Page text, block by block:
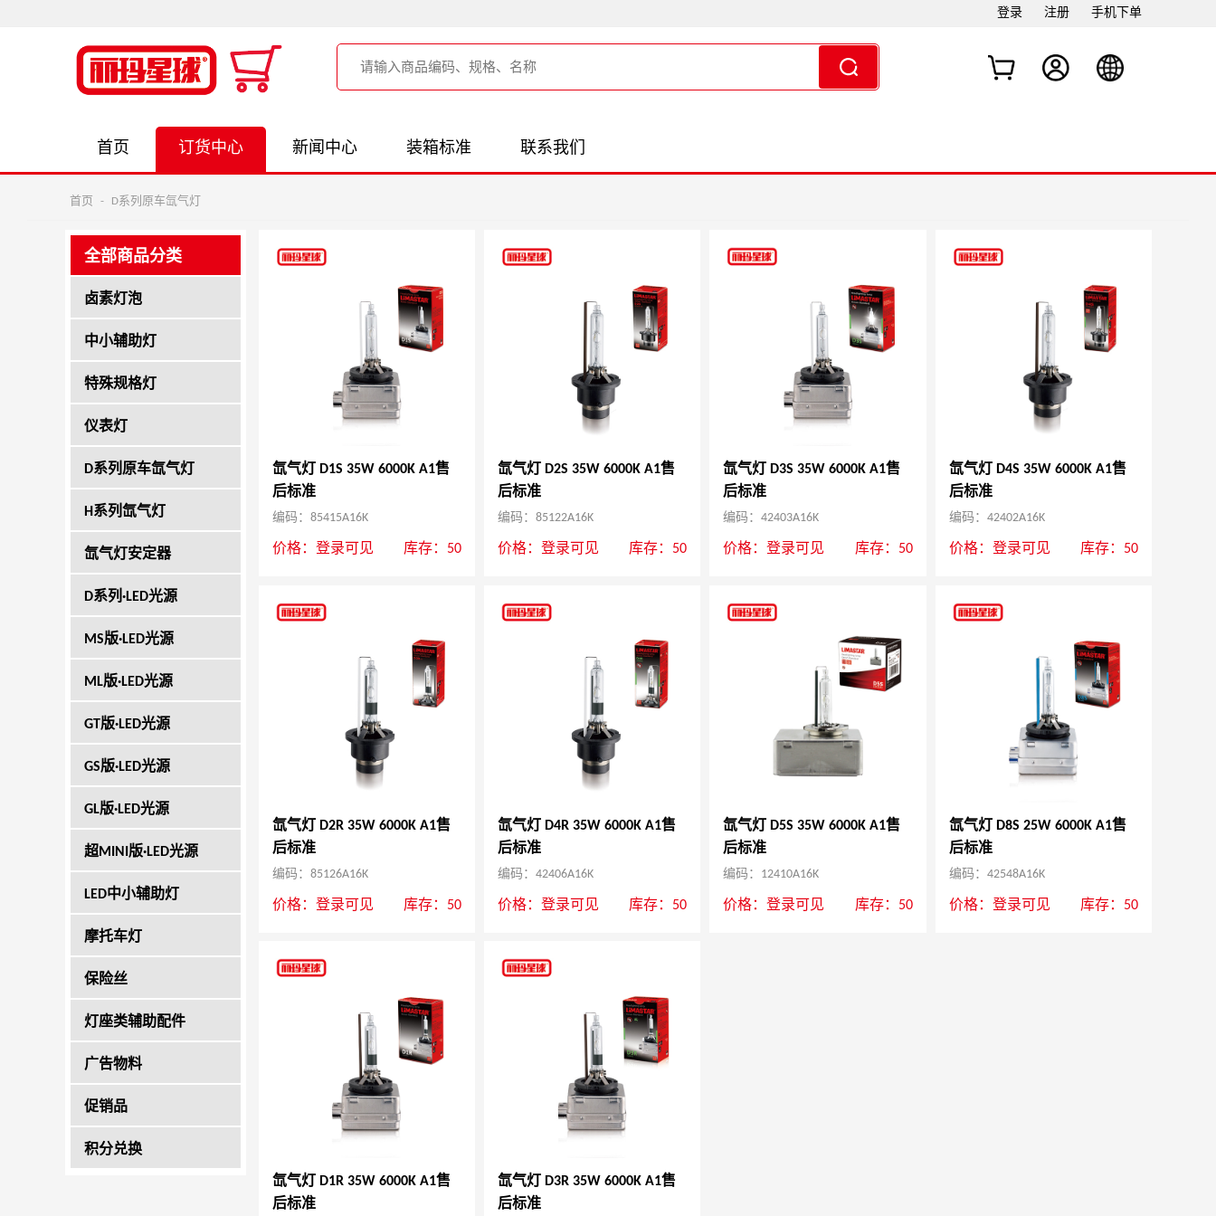
登录 注册 手机下单
首页 订货中心 新闻中心 装箱标准 联系我们
首页 - D系列原车氙气灯
全部商品分类
卤素灯泡
中小辅助灯
特殊规格灯
仪表灯
D系列原车氙气灯
H系列氙气灯
氙气灯安定器
D系列·LED光源
MS版·LED光源
ML版·LED光源
GT版·LED光源
GS版·LED光源
GL版·LED光源
超MINI版·LED光源
LED中小辅助灯
摩托车灯
保险丝
灯座类辅助配件
广告物料
促销品
积分兑换
氙气灯 D1S 35W 6000K A1售
后标准
编码：85415A16K
价格： 登录可见 库存：50
氙气灯 D2S 35W 6000K A1售
后标准
编码：85122A16K
价格：登录可见 库存：50
氙气灯 D3S 35W 6000K A1售
后标准
编码：42403A16K
价格：登录可见 库存：50
氙气灯 D4S 35W 6000K A1售
后标准
编码：42402A16K
价格： 登录可见 库存：50
氙气灯 D2R 35W 6000K A1售
后标准
编码：85126A16K
价格： 登录可见 库存：50
氙气灯 D4R 35W 6000K A1售
后标准
编码：42406A16K
价格：登录可见 库存：50
氙气灯 D5S 35W 6000K A1售
后标准
编码：12410A16K
价格：登录可见 库存：50
氙气灯 D8S 25W 6000K A1售
后标准
编码：42548A16K
价格： 登录可见 库存：50
氙气灯 D1R 35W 6000K A1售
后标准
氙气灯 D3R 35W 6000K A1售
后标准